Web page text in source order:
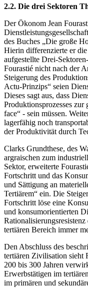
2.2. Die drei Sektoren
Der Ökonom Jean
des Buches „Die große
Hierin differenzierte er
aufgestellte Drei-
Fourastié nicht nach der
Steigerung des
Actu-Prinzips“ seien
Dieses sagt aus, dass
Produktionsprozesses
face“ - sein müssen.
lagerfähig noch
der Produktivität durch
Clarks Grundthese, des
argraischen zum
Sektor, erweiterte
Fortschritt und das
und Sättigung an
Tertiärem“ ein. Die
Fortschritt löse eine
und konsumorientierten
tertiären Bereich immer
Den Abschluss des
tertiären Zivilisation sieht
200 bis 300 Jahren
Erwerbstätigen im
im primären und